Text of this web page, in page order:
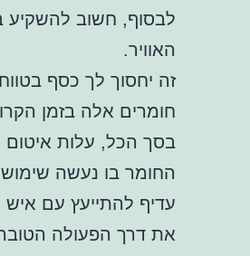
לבסוף, חשוב להשקיע
האוויר.
זה יחסוך לך כסף
חומרים אלה בזמן
בסך הכל, עלות
החומר בו נעשה
עדיף להתייעץ עם
את דרך הפעולה